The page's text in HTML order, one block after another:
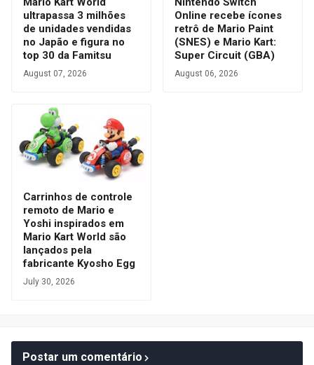
ultrapassa 3 milhões
de unidades vendidas
no Japão e figura no
top 30 da Famitsu
August 07, 2026
Online recebe ícones
retrô de Mario Paint
(SNES) e Mario Kart:
Super Circuit (GBA)
August 06, 2026
Carrinhos de controle
remoto de Mario e
Yoshi inspirados em
Mario Kart World são
lançados pela
fabricante Kyosho Egg
July 30, 2026
Postar um comentário